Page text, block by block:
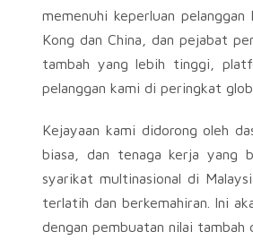
memenuhi keperluan
Kong dan China, dan pejabat
tambah yang lebih tinggi,
pelanggan kami di peringkat
Kejayaan kami didorong oleh
biasa, dan tenaga kerja yang
syarikat multinasional di
terlatih dan berkemahiran. Ini
dengan pembuatan nilai